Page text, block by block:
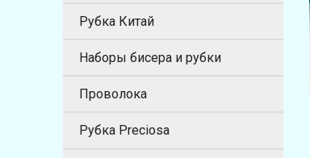
Рубка Китай
Наборы бисера и рубки
Проволока
Рубка Preciosa